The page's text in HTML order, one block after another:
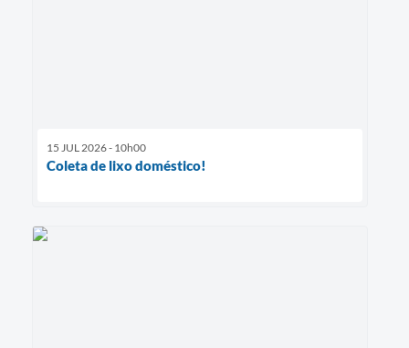
15 JUL 2026 - 10h00
Coleta de lixo doméstico!